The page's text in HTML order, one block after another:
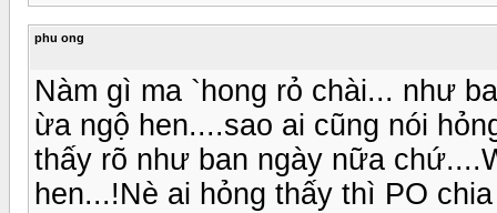
phu ong
Nàm gì ma `hong rỏ chài... như
ừa ngộ hen....sao ai cũng nói
thấy rõ như ban ngày nữa
hen...!Nè ai hỏng thấy thì PO